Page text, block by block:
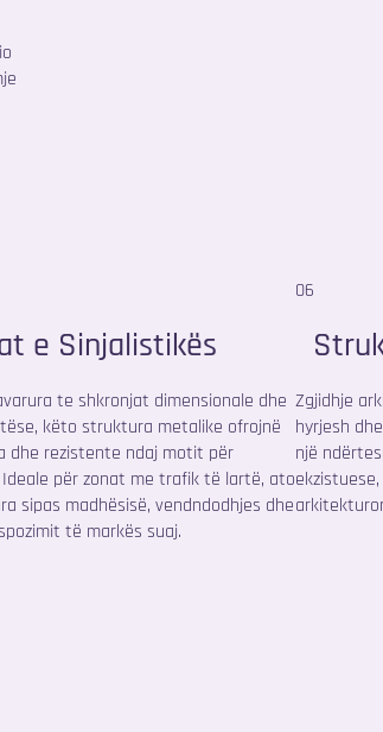
e Sinjalistikës
te shkronjat dimensionale dhe
këto struktura metalike ofrojnë
dhe rezistente ndaj motit për
Ideale për zonat me trafik të lartë, ato
sipas madhësisë, vendndodhjes dhe
të markës suaj.
06
Zgjidhje
hyrjesh
një